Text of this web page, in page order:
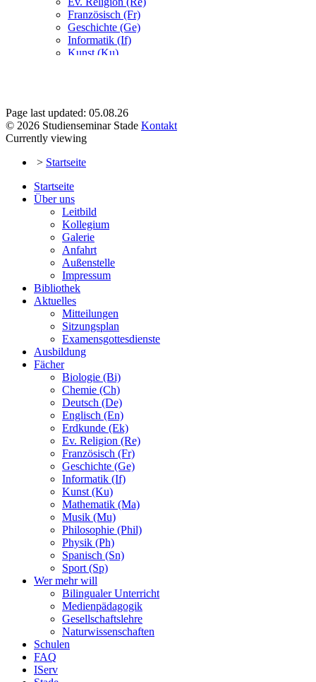
Page last updated: 05.08.26
© 2026 Studienseminar Stade Kontakt
Currently viewing
> Startseite
Startseite
Über uns
Leitbild
Kollegium
Galerie
Anfahrt
Außenstelle
Impressum
Bibliothek
Aktuelles
Mitteilungen
Sitzungsplan
Examensgottesdienste
Ausbildung
Fächer
Biologie (Bi)
Chemie (Ch)
Deutsch (De)
Englisch (En)
Erdkunde (Ek)
Ev. Religion (Re)
Französisch (Fr)
Geschichte (Ge)
Informatik (If)
Kunst (Ku)
Mathematik (Ma)
Musik (Mu)
Philosophie (Phil)
Physik (Ph)
Spanisch (Sn)
Sport (Sp)
Wer mehr will
Bilingualer Unterricht
Medienpädagogik
Gesellschaftslehre
Naturwissenschaften
Schulen
FAQ
IServ